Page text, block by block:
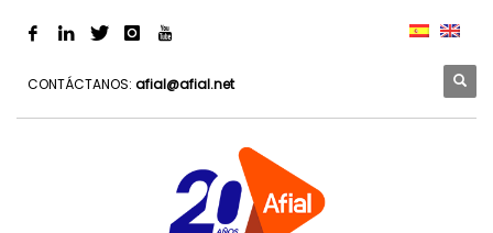
CONTÁCTANOS: afial@afial.net